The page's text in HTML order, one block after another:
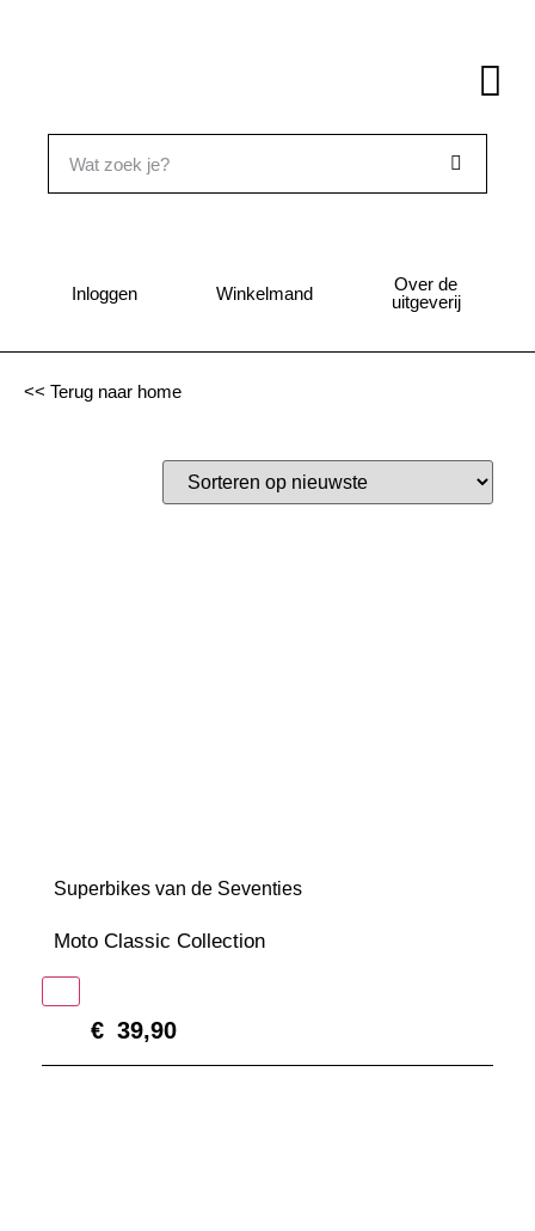
Inloggen Winkelmand
Over de
uitgeverij
<< Terug naar home
Superbikes van de Seventies
Moto Classic Collection
€ 39,90